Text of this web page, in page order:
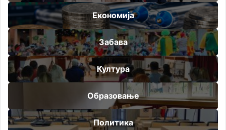
Економија
Забава
Култура
Образовање
Политика